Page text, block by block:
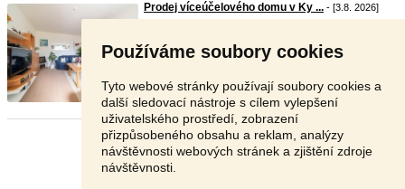
Používáme soubory cookies
Tyto webové stránky používají soubory cookies a
další sledovací nástroje s cílem vylepšení
uživatelského prostředí, zobrazení
přizpůsobeného obsahu a reklam, analýzy
návštěvnosti webových stránek a zjištění zdroje
návštěvnosti.
Prodej víceúčelového domu v Ky ... - [3.8. 2026]
4 350 000 Kč
Stránka: 1 2 3 Další